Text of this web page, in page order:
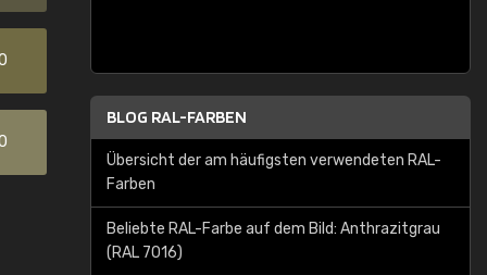
BLOG RAL-FARBEN
Übersicht der am häufigsten verwendeten RAL-
Farben
Beliebte RAL-Farbe auf dem Bild: Anthrazitgrau
(RAL 7016)